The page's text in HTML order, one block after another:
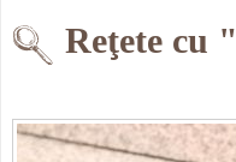
Reţete cu "